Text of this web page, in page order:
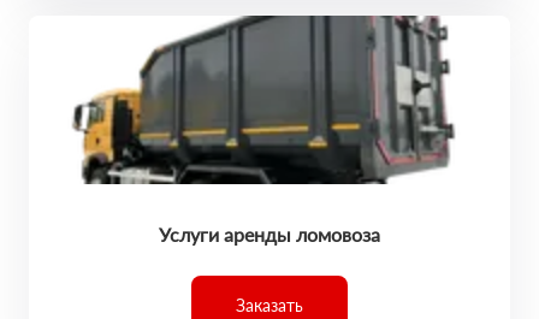
Услуги аренды ломовоза
Заказать